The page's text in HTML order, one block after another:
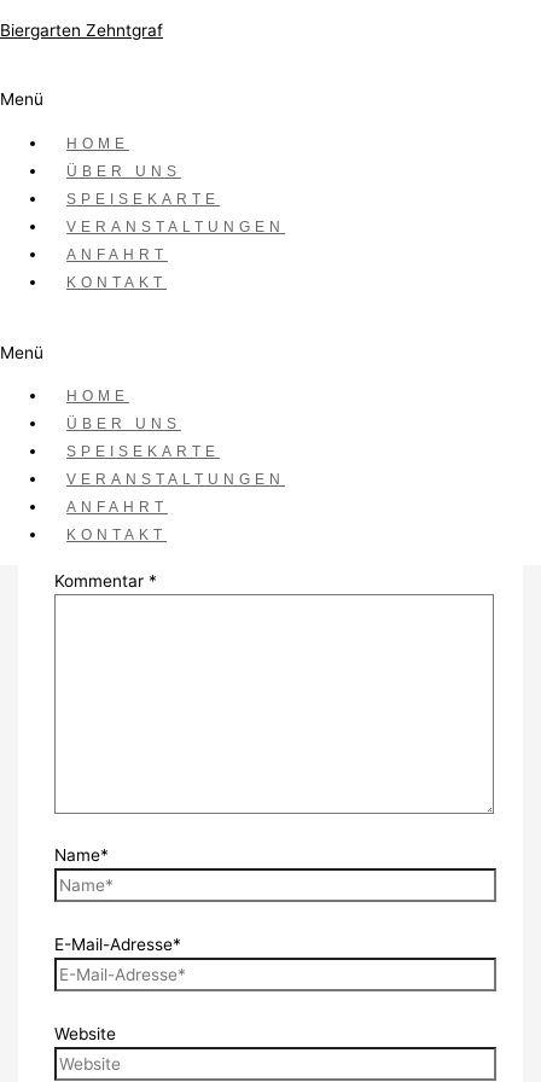
Zum Inhalt springen
Biergarten Zehntgraf
Menü
HOME
ÜBER UNS
SPEISEKARTE
VERANSTALTUNGEN
ANFAHRT
KONTAKT
Menü
HOME
ÜBER UNS
SPEISEKARTE
VERANSTALTUNGEN
ANFAHRT
KONTAKT
Datum
Juli 04 - 06 2025
Vorbei!
Uhrzeit
10:00 - 23:00
Schreibe einen Kommentar
Deine E-Mail-Adresse wird nicht veröffentlicht.
Erforderliche Felder sind mit
Kommentar *
Name*
E-Mail-Adresse*
Website